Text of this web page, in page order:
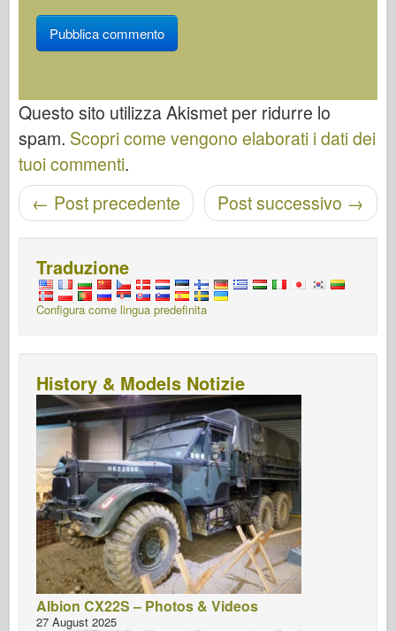
Questo sito utilizza Akismet per ridurre lo
spam. Scopri come vengono elaborati i dati dei
tuoi commenti.
Navigazione post Post successivo →
← Post precedente
Traduzione
Configura come lingua predefinita
History & Models Notizie
Albion CX22S – Photos & Videos
27 August 2025